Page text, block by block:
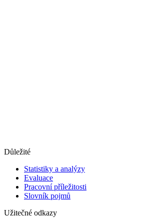
Důležité
Statistiky a analýzy
Evaluace
Pracovní příležitosti
Slovník pojmů
Užitečné odkazy